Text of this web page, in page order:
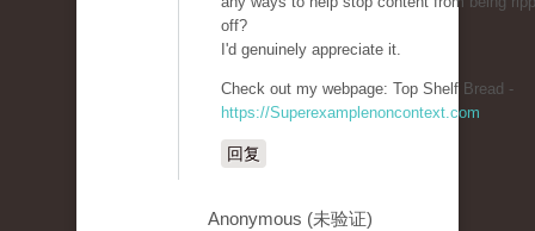
off?
I'd genuinely appreciate it.
Check out my webpage: Top Shelf Bread -
https://Superexamplenoncontext.com
回复
Anonymous (未验证)